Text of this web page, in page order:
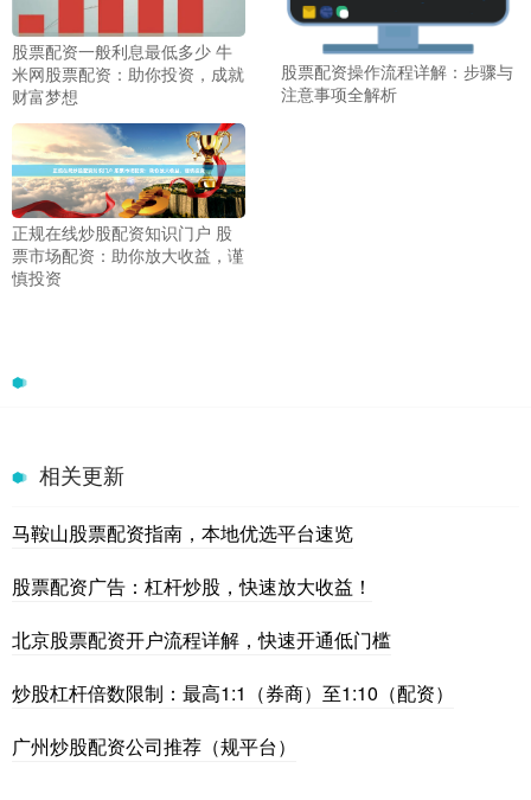
股票配资一般利息最低多少 牛
米网股票配资：助你投资，成就
财富梦想
股票配资操作流程详解：步骤与
注意事项全解析
正规在线炒股配资知识门户 股
票市场配资：助你放大收益，谨
慎投资
相关更新
马鞍山股票配资指南，本地优选平台速览
股票配资广告：杠杆炒股，快速放大收益！
北京股票配资开户流程详解，快速开通低门槛
炒股杠杆倍数限制：最高1:1（券商）至1:10（配资）
广州炒股配资公司推荐（规平台）